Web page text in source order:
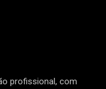
profissional, com